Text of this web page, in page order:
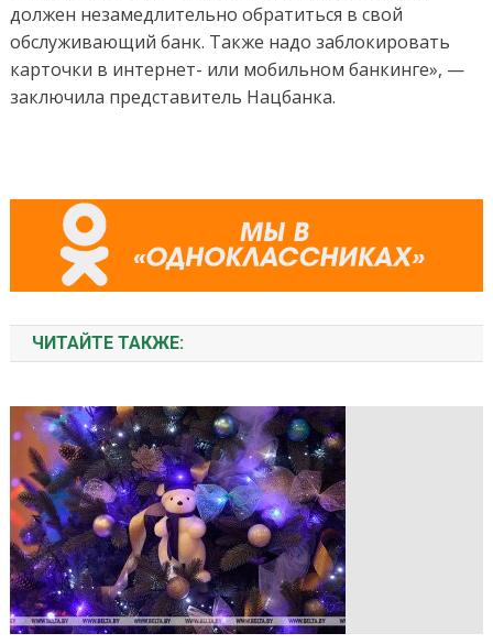
должен незамедлительно обратиться в свой
обслуживающий банк. Также надо заблокировать
карточки в интернет- или мобильном банкинге», —
заключила представитель Нацбанка.
ЧИТАЙТЕ ТАКЖЕ: